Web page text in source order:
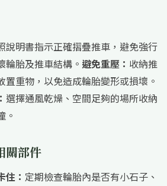
說明書指示正確摺疊推車，避免強行
輪胎及推車結構。 避免重壓： 收納推
置重物，以免造成輪胎變形或損壞。
選擇通風乾燥、空間足夠的場所收納
。
關部件
： 定期檢查輪胎內是否有小石子、